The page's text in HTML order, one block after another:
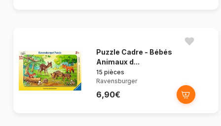
Puzzle Cadre - Bébés
Animaux d...
15 pièces
Ravensburger
6,90€